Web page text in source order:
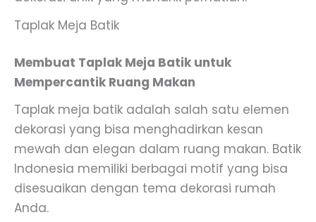
Taplak Meja Batik
Membuat Taplak Meja Batik untuk
Mempercantik Ruang Makan
Taplak meja batik adalah salah satu elemen
dekorasi yang bisa menghadirkan kesan
mewah dan elegan dalam ruang makan. Batik
Indonesia memiliki berbagai motif yang bisa
disesuaikan dengan tema dekorasi rumah
Anda.